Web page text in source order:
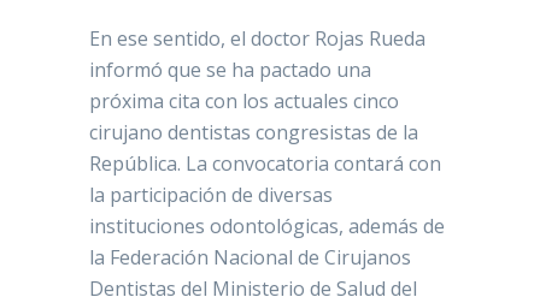
En ese sentido, el doctor Rojas Rueda
informó que se ha pactado una
próxima cita con los actuales cinco
cirujano dentistas congresistas de la
República. La convocatoria contará con
la participación de diversas
instituciones odontológicas, además de
la Federación Nacional de Cirujanos
Dentistas del Ministerio de Salud del